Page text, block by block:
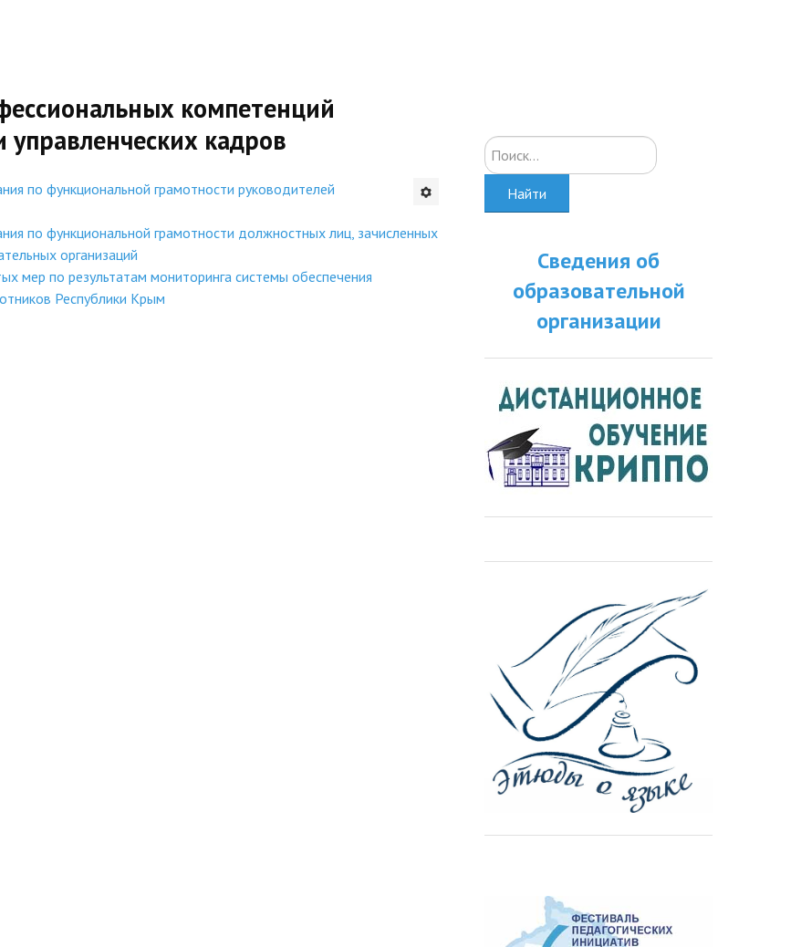
компетенций
управленческих кадров
по функциональной грамотности руководителей
по функциональной грамотности должностных лиц, зачисленных
организаций
мер по результатам мониторинга системы обеспечения
Республики Крым
Искать...
Найти
Сведения об
образовательной
организации